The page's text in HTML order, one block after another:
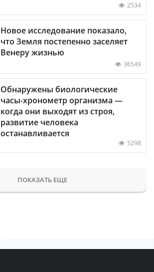
2534
Новое исследование показало,
что Земля постепенно заселяет
Венеру жизнью
36549
Обнаружены биологические
часы-хронометр организма —
когда они выходят из строя,
развитие человека
останавливается
5298
ПОКАЗАТЬ ЕЩЕ